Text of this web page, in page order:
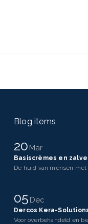
Blog items
20Mar
Basiscrèmes en
05Dec
Dercos Kera-
Voor overbehandeld en